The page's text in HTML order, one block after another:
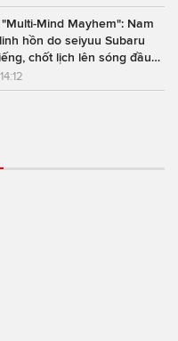
Mind Mayhem": Nam
hồn do seiyuu Subaru
chốt lịch lên sóng đầu